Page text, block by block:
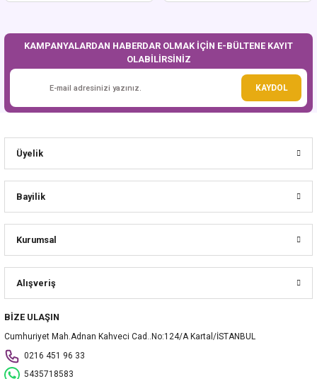
KAMPANYALARDAN HABERDAR OLMAK İÇİN E-BÜLTENE KAYIT
OLABİLİRSİNİZ
KAYDOL
Üyelik
Bayilik
Kurumsal
Alışveriş
BİZE ULAŞIN
Cumhuriyet Mah.Adnan Kahveci Cad..No:124/A Kartal/İSTANBUL
0216 451 96 33
5435718583